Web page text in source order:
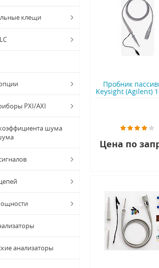
клещи
PXI/AXI
шума
анализаторы
Пробник
Keysight (Agilent)
Цена по